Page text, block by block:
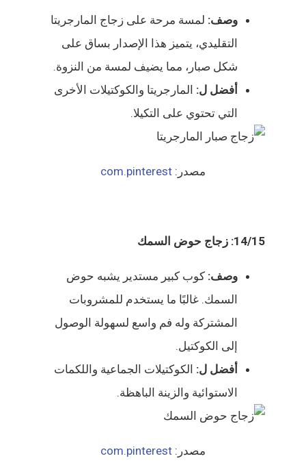
وصف: لمسة مرحة على زجاج المارجريتا
التقليدي، يتميز هذا الإصدار بساق على
شكل صبار، مما يضيف لمسة من النزوة.
أفضل ل: المارجريتا والكوكتيلات الأخرى
التي تحتوي على التكيلا.
مصدر: com.pinterest
14/15: زجاج حوض السمك
وصف: كوب كبير مستدير يشبه حوض
السمك. غالبًا ما يستخدم للمشروبات
المشتركة وله فم واسع لسهولة الوصول
إلى الكوكتيل.
أفضل ل: الكوكتيلات الجماعية واللكمات
الاستوائية والزينة الباهظة.
مصدر: com.pinterest